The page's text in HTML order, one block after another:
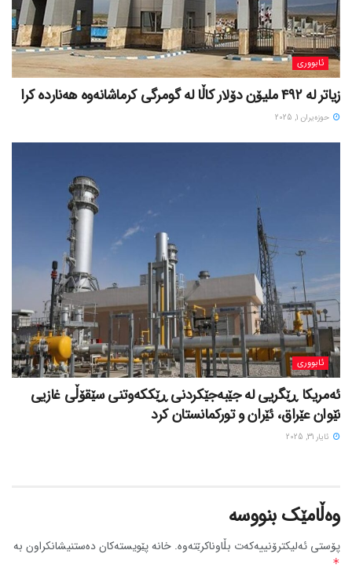
ئابووری
زیاتر لە ٤٩٢ ملیۆن دۆلار کاڵا لە گومرگی کرماشانەوە هەناردە کرا
حوزه‌یران 1, 2025
ئابووری
ئەمریکا ڕێگریی لە جێبەجێکردنی ڕێککەوتنی سێقۆڵی غازیی
نێوان عێراق، ئێران و تورکمانستان کرد
ئایار 31, 2025
وەڵامێک بنووسە
پۆستی ئەلیکترۆنییەکەت بڵاوناکرێتەوە. خانە پێویستەکان دەستنیشانکراون بە
*